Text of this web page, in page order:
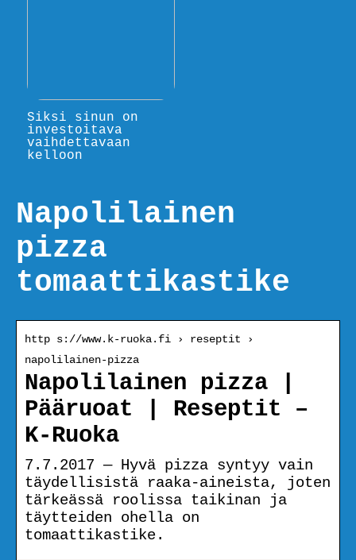
Siksi sinun on
investoitava
vaihdettavaan
kelloon
Napolilainen
pizza
tomaattikastike
http s://www.k-ruoka.fi › reseptit ›
napolilainen-pizza
Napolilainen pizza |
Pääruoat | Reseptit –
K-Ruoka
7.7.2017 — Hyvä pizza syntyy vain
täydellisistä raaka-aineista, joten
tärkeässä roolissa taikinan ja
täytteiden ohella on
tomaattikastike.